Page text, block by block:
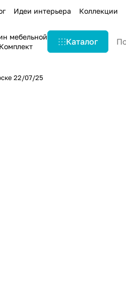
Идеи интерьера Коллекции
мебельной
Каталог
22/07/25